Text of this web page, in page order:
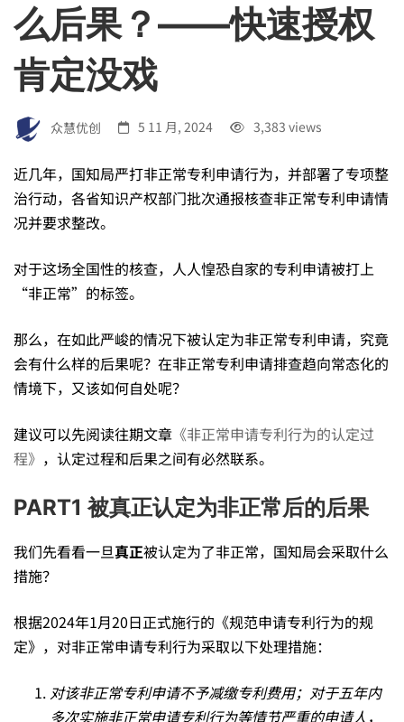
为
非
正
常
专
利
申
请
的
后
果：
被
么后果？——快速授权
肯定没戏
众慧优创 5 11 月, 2024 3,383 views
近几年，国知局严打非正常专利申请行为，并部署了专项整
治行动，各省知识产权部门批次通报核查非正常专利申请情
况并要求整改。
对于这场全国性的核查，人人惶恐自家的专利申请被打上
“非正常”的标签。
那么，在如此严峻的情况下被认定为非正常专利申请，究竟
会有什么样的后果呢？在非正常专利申请排查趋向常态化的
情境下，又该如何自处呢？
建议可以先阅读往期文章 《非正常申请专利行为的认定过
程》 ，认定过程和后果之间有必然联系。
PART1 被真正认定为非正常后的后果
我们先看看一旦真正被认定为了非正常，国知局会采取什么
措施？
根据2024年1月20日正式施行的《规范申请专利行为的规
定》，对非正常申请专利行为采取以下处理措施：
对该非正常专利申请不予减缴专利费用；对于五年内
多次实施非正常申请专利行为等情节严重的申请人，